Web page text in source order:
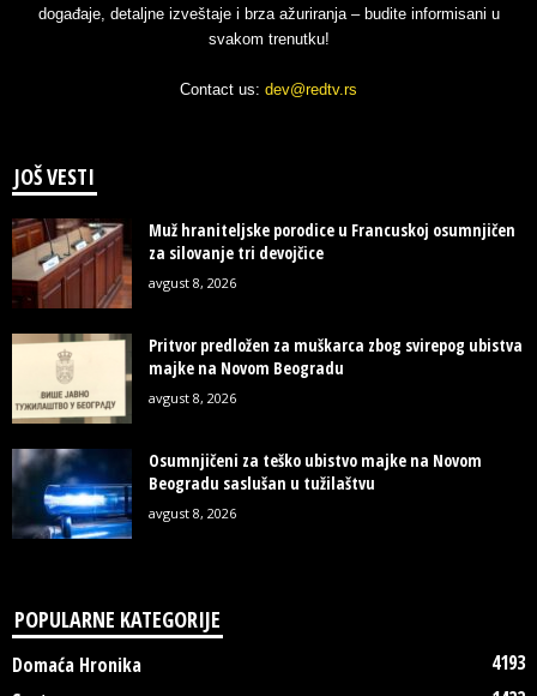
događaje, detaljne izveštaje i brza ažuriranja – budite informisani u
svakom trenutku!
Contact us: dev@redtv.rs
JOŠ VESTI
Muž hraniteljske porodice u Francuskoj osumnjičen
za silovanje tri devojčice
avgust 8, 2026
Pritvor predložen za muškarca zbog svirepog ubistva
majke na Novom Beogradu
avgust 8, 2026
Osumnjičeni za teško ubistvo majke na Novom
Beogradu saslušan u tužilaštvu
avgust 8, 2026
POPULARNE KATEGORIJE
Domaća Hronika
4193